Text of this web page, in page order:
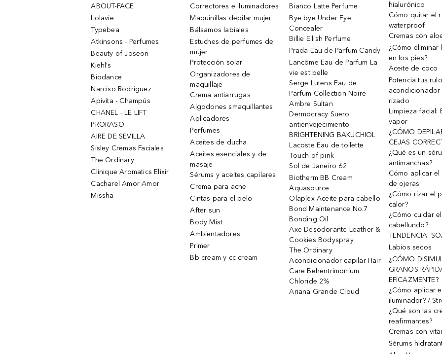
ABOUT-FACE
Lolavie
Typebea
Atkinsons - Perfumes
Beauty of Joseon
Kiehl’s
Biodance
Narciso Rodriguez
Apivita - Champús
CHANEL - LE LIFT
PRORASO
AIRE DE SEVILLA
Sisley Cremas Faciales
The Ordinary
Clinique Aromatics Elixir
Cacharel Amor Amor
Missha
Correctores e Iluminadores
Maquinillas depilar mujer
Bálsamos labiales
Estuches de perfumes de
mujer
Protección solar
Organizadores de
maquillaje
Crema antiarrugas
Algodones smaquillantes
Aplicadores
Perfumes
Aceites de ducha
Aceites esenciales y de
masaje
Sérums y aceites capilares
Crema para acne
Cintas para el pelo
After sun
Body Mist
Ambientadores
Primer
Bb cream y cc cream
Bianco Latte Perfume
Bye bye Under Eye
Concealer
Billie Eilish Perfume
Prada Eau de Parfum Candy
Lancôme Eau de Parfum La
vie est belle
Serge Lutens Eau de
Parfum Collection Noire
Ambre Sultan
Dermocracy Suero
antienvejecimiento
BRIGHTENING BAKUCHIOL
Lacoste Eau de toilette
Touch of pink
Sol de Janeiro 62
Biotherm BB Cream
Aquasource
Olaplex Aceite para cabello
Bond Maintenance No.7
Bonding Oil
Axe Desodorante Leather &
Cookies Bodyspray
The Ordinary
Acondicionador capilar Hair
Care Behentrimonium
Chloride 2%
Ariana Grande Cloud
hialurónico
Cómo quitar el
waterproof
Cremas con
¿Cómo eliminar
en los pies?
Aceite de coco
Potencia tus
rizado
Limpieza facial:
vapor
¿CÓMO
CEJAS
¿Qué es un
antimanchas?
Cómo aplicar
de ojeras
¿Cómo rizar el
calor?
¿Cómo cuidar
cabellundo?
TENDENCIA:
Labios secos
¿CÓMO
GRANOS
EFICAZMENTE?
¿Cómo aplicar el
iluminador? /
¿Qué son las
reafirmantes?
Cremas con
Sérums